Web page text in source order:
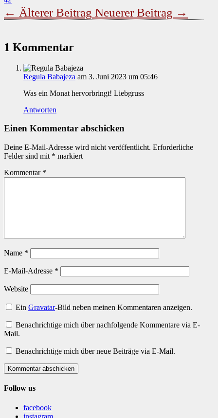
← Älterer Beitrag Neuerer Beitrag →
1 Kommentar
Regula Babajeza am 3. Juni 2023 um 05:46
Was ein Monat hervorbringt! Liebgruss
Antworten
Einen Kommentar abschicken
Deine E-Mail-Adresse wird nicht veröffentlicht. Erforderliche
Felder sind mit * markiert
Kommentar *
Name *
E-Mail-Adresse *
Website
EinGravatar-Bild neben meinen Kommentaren anzeigen.
Benachrichtige mich über nachfolgende Kommentare via E-
Mail.
Benachrichtige mich über neue Beiträge via E-Mail.
Kommentar abschicken
Follow us
facebook
instagram